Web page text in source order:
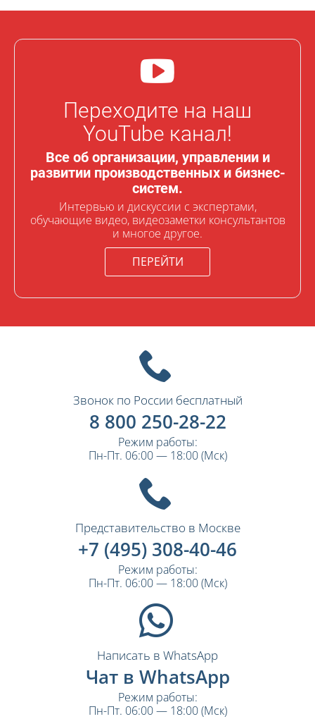
Переходите на наш
YouTube канал!
Все об организации, управлении и
развитии производственных и бизнес-
систем.
Интервью и дискуссии с экспертами,
обучающие видео, видеозаметки консультантов
и многое другое.
ПЕРЕЙТИ
Звонок по России бесплатный
8 800 250-28-22
Режим работы:
Пн-Пт. 06:00 — 18:00 (Мск)
Представительство в Москве
+7 (495) 308-40-46
Режим работы:
Пн-Пт. 06:00 — 18:00 (Мск)
Написать в WhatsApp
Чат в WhatsApp
Режим работы:
Пн-Пт. 06:00 — 18:00 (Мск)